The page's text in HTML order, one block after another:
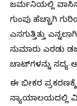
ಜರ್ಮನಿಯಲ್ಲಿ
ಗುಂಪು ಹೆಚ್ಚಾಗಿ
ಎಸಗುತ್ತಿತ್ತು
ಸುಮಾರು ಎರಡು
ಚಾಟ್‌ಗಳನ್ನು ಸದ್ಯ
ಈ ಭೀಕರ
ನ್ಯಾಯಾಲಯದಲ್ಲಿ